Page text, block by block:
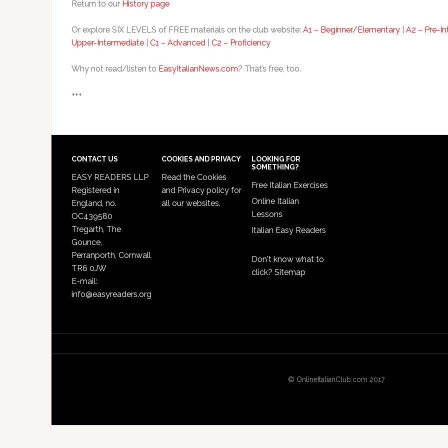
Return to our History page
Or explore SIX LEVELS of FREE materials on the club website: A1 – Beginner/Elementary A2 – Pre-
Upper-Intermediate
C1 – Advanced C2 – Proficiency
Why not read/listen to EasyItalianNews.com? That’s free, too.
+++
CONTACT US
EASY READERS LLP
Registered in
England, no.
OC439580
Tregarth, The
Gounce,
Perranporth, Cornwall
TR6 0JW
E-mail:
info@easyreaders.org
COOKIES AND PRIVACY
Read the Cookies
and Privacy policy for
all our websites.
LOOKING FOR
SOMETHING?
Free Italian Exercises
Online Italian
Lessons
Italian Easy Readers
Don't know what to
click? Sitemap
© OnlineItalianClub.com 2017